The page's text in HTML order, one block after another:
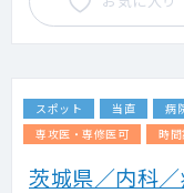
スポット 当直 病
専攻医・専修医可
時
茨城県／内科